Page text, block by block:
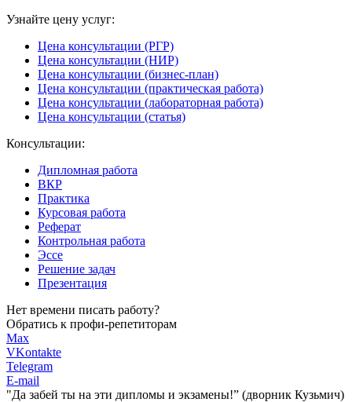
Узнайте цену услуг:
Цена консультации (РГР)
Цена консультации (НИР)
Цена консультации (бизнес-план)
Цена консультации (практическая работа)
Цена консультации (лабораторная работа)
Цена консультации (статья)
Консультации:
Дипломная работа
ВКР
Практика
Курсовая работа
Реферат
Контрольная работа
Эссе
Решение задач
Презентация
Нет времени писать работу?
Обратись к профи-репетиторам
Max
VKontakte
Telegram
E-mail
"Да забей ты на эти дипломы и экзамены!” (дворник Кузьмич)